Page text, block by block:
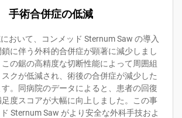
手術合併症の低減
おいて、コンメッド Sternum Saw の導入
に伴う外科的合併症が顕著に減少しまし
の鋸の高精度な切断性能によって周囲組
クが低減され、術後の合併症が減少した
。同病院のデータによると、患者の回復
度スコアが大幅に向上しました。この事
Sternum Saw がより安全な外科手技およ